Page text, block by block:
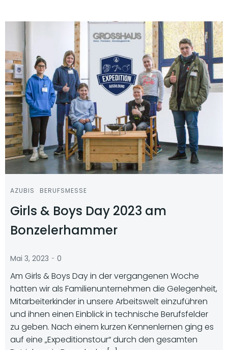
AZUBIS BERUFSMESSE
Girls & Boys Day 2023 am
Bonzelerhammer
Mai 3, 2023 - 0
Am Girls & Boys Day in der vergangenen Woche
hatten wir als Familienunternehmen die Gelegenheit,
Mitarbeiterkinder in unsere Arbeitswelt einzuführen
und ihnen einen Einblick in technische Berufsfelder
zu geben. Nach einem kurzen Kennenlernen ging es
auf eine „Expeditionstour“ durch den gesamten